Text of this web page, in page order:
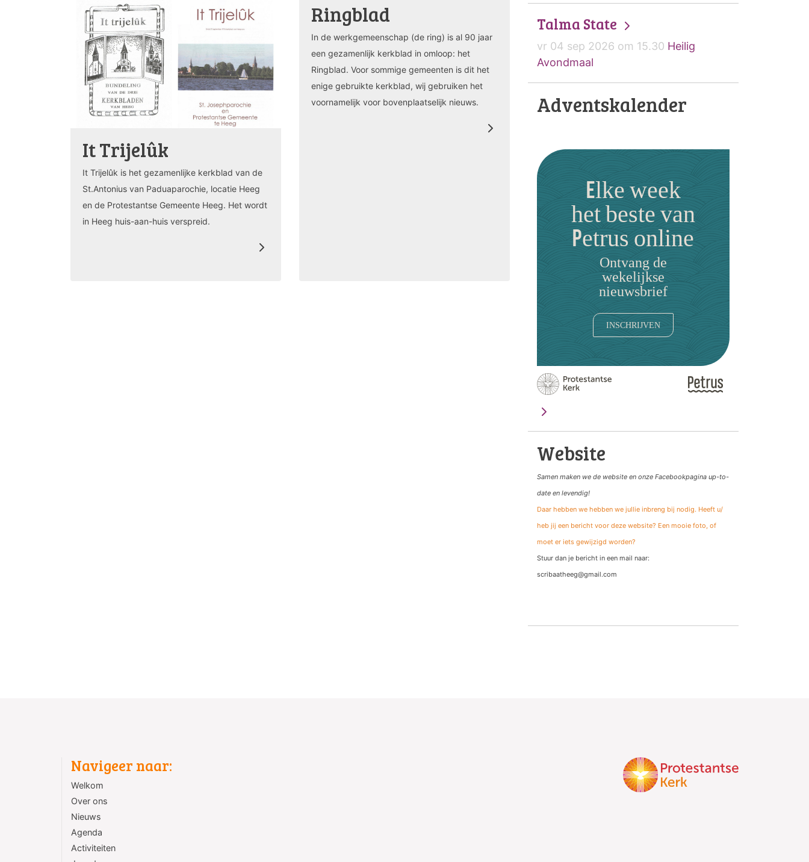
It Trijelûk
It Trijelûk is het gezamenlijke kerkblad van de
St.Antonius van Paduaparochie, locatie Heeg
en de Protestantse Gemeente Heeg. Het wordt
in Heeg huis-aan-huis verspreid.
Ringblad
In de werkgemeenschap (de ring) is al 90 jaar
een gezamenlijk kerkblad in omloop: het
Ringblad. Voor sommige gemeenten is dit het
enige gebruikte kerkblad, wij gebruiken het
voornamelijk voor bovenplaatselijk nieuws.
Talma State
vr 04 sep 2026 om 15.30 Heilig
Avondmaal
Adventskalender
Elke week
het beste van
Petrus online
Ontvang de
wekelijkse
nieuwsbrief
INSCHRIJVEN
Website
Samen maken we de website en onze Facebookpagina up-to-
date en levendig!
Daar hebben we hebben we jullie inbreng bij nodig. Heeft u/
heb jij een bericht voor deze website? Een mooie foto, of
moet er iets gewijzigd worden?
Stuur dan je bericht in een mail naar:
scribaatheeg@gmail.com
Navigeer naar:
Welkom
Over ons
Nieuws
Agenda
Activiteiten